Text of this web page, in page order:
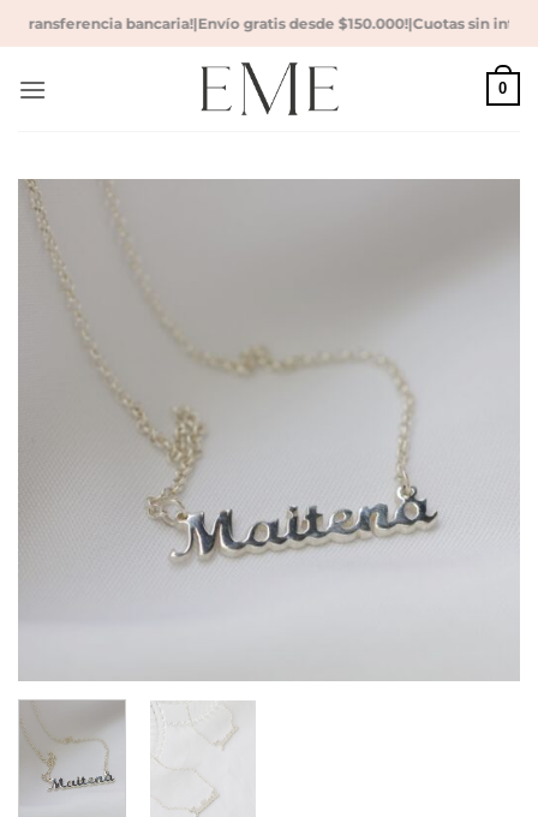
al
transferencia bancaria!|Envío gratis desde $150.000!|Cuotas sin
0